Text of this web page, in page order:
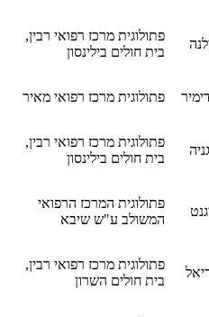
פתולוגית מרכז רפואי רבין,
בית חולים בילינסון
פתולוגית מרכז רפואי מאיר
פתולוגית מרכז רפואי רבין,
בית חולים בילינסון
פתולוגית המרכז הרפואי
המשולב ע"ש שיבא
פתולוגית מרכז רפואי רבין,
בית חולים השרון